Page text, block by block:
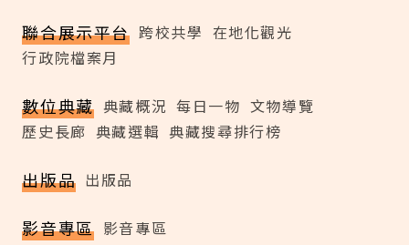
聯合展示平台 跨校共學 在地化觀光
行政院檔案月
數位典藏 典藏概況 每日一物 文物導覽
歷史長廊 典藏選輯 典藏搜尋排行榜
出版品 出版品
影音專區 影音專區